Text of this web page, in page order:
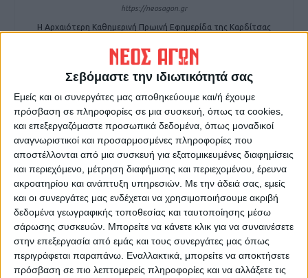
Σεβόμαστε την ιδιωτικότητά σας
Εμείς και οι συνεργάτες μας αποθηκεύουμε και/ή έχουμε
πρόσβαση σε πληροφορίες σε μια συσκευή, όπως τα cookies,
και επεξεργαζόμαστε προσωπικά δεδομένα, όπως μοναδικοί
αναγνωριστικοί και προσαρμοσμένες πληροφορίες που
αποστέλλονται από μια συσκευή για εξατομικευμένες διαφημίσεις
και περιεχόμενο, μέτρηση διαφήμισης και περιεχομένου, έρευνα
ακροατηρίου και ανάπτυξη υπηρεσιών. Με την άδειά σας, εμείς
και οι συνεργάτες μας ενδέχεται να χρησιμοποιήσουμε ακριβή
δεδομένα γεωγραφικής τοποθεσίας και ταυτοποίησης μέσω
σάρωσης συσκευών. Μπορείτε να κάνετε κλικ για να συναινέσετε
στην επεξεργασία από εμάς και τους συνεργάτες μας όπως
περιγράφεται παραπάνω. Εναλλακτικά, μπορείτε να αποκτήσετε
πρόσβαση σε πιο λεπτομερείς πληροφορίες και να αλλάξετε τις
https://neosagon.gr
Η Αρχαιότερη Καθημερινή Πρωινή Εφημερίδα της Καρδίτσας
ΠΑΡΟΜΟΙΑ ΑΡΘΡΑ